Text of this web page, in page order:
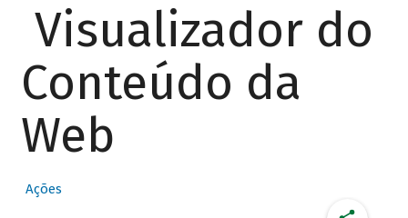
Visualizador do
Conteúdo da
Web
Ações